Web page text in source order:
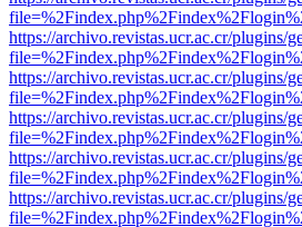
https://archivo.revistas.ucr.ac.cr/plugins/
https://archivo.revistas.ucr.ac.cr/plugins/
https://archivo.revistas.ucr.ac.cr/plugins/
https://archivo.revistas.ucr.ac.cr/plugins/
https://archivo.revistas.ucr.ac.cr/plugins/